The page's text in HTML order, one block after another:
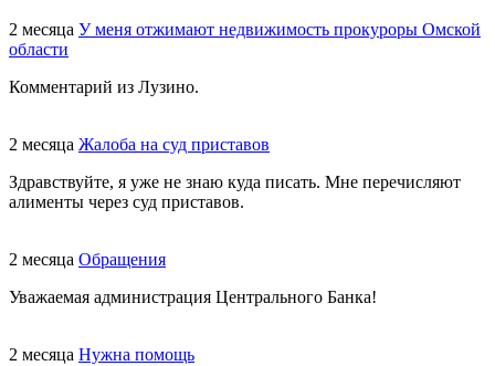
2 месяца У меня отжимают недвижимость прокуроры Омской
области
Комментарий из Лузино.
2 месяца Жалоба на суд приставов
Здравствуйте, я уже не знаю куда писать. Мне перечисляют
алименты через суд приставов.
2 месяца Обращения
Уважаемая администрация Центрального Банка!
2 месяца Нужна помощь